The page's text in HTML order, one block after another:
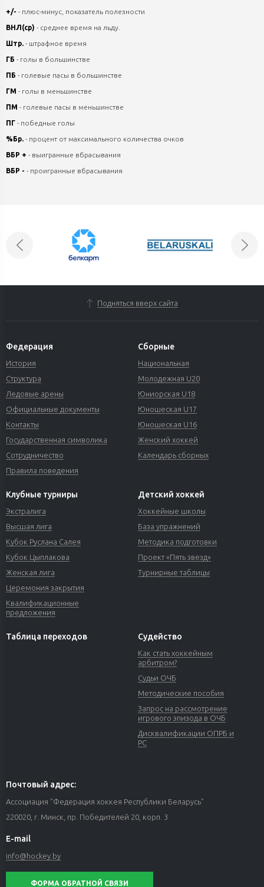
+/- - плюс-минус, показатель полезности
ВНЛ(ср) - среднее время на льду.
Штр. - штрафное время
ГБ - голы в большинстве
ПБ - голевые пасы в большинстве
ГМ - голы в меньшинстве
ПМ - голевые пасы в меньшинстве
ПГ - победные голы
%Бр. - процент от максимального количества очков
ВБР + - выигранные вбрасывания
ВБР - - проигранные вбрасывания
Подняться вверх сайта
Федерация
История
Структура
Ледовые арены
Официальные документы
Контакты
Государственная символика
Сотрудничество
Правила поведения
Сборные
Национальная
Молодежная U20
Юниорская U18
Юношеская U17
Юношеская U16
Женский хоккей
Календарь сборных
Клубные турниры
Экстралига
Высшая лига
Кубок Руслана Салея
Кубок Цыплакова
Женская лига
Церемония закрытия
Квалификационные
предложения
Детский хоккей
Хоккейные школы
База упражнений
Методика подготовки
Проект «Пять звезд»
Турнирные таблицы
Таблица переходов Судейство
Как стать хоккейным
арбитром?
Судьи ОЧБ
Методические пособия
Запрос на рассмотрение
игрового эпизода в ОЧБ
Дисквалификации ОПРБ и
РС
Почтовый адрес:
Ассоциация "Федерация хоккея Республики Беларусь"
220020, г. Минск, пр. Победителей 20, корп. 3
E-mail
info@hockey.by
ФОРМА ОБРАТНОЙ СВЯЗИ